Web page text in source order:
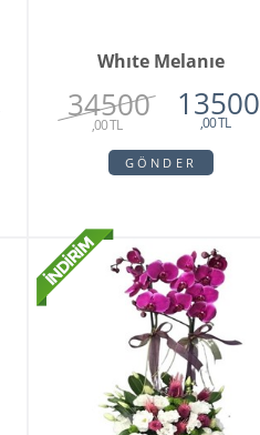
Whıte Melanıe
34500
,00 TL
13500
,00 TL
GÖNDER